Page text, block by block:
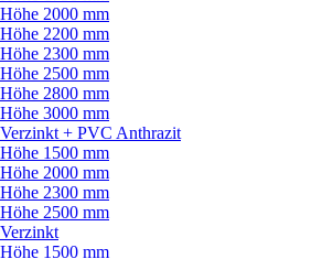
Höhe 2000 mm
Höhe 2200 mm
Höhe 2300 mm
Höhe 2500 mm
Höhe 2800 mm
Höhe 3000 mm
Verzinkt + PVC Anthrazit
Höhe 1500 mm
Höhe 2000 mm
Höhe 2300 mm
Höhe 2500 mm
Verzinkt
Höhe 1500 mm